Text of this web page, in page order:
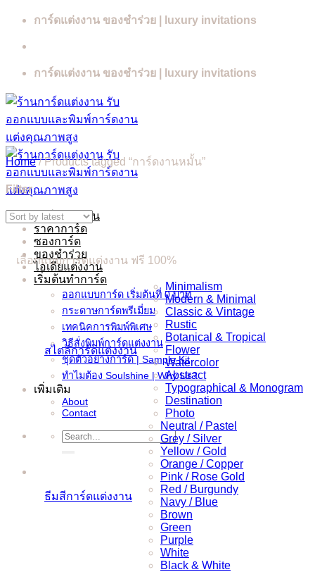
Skip
การ์ดแต่งงาน ของชำร่วย | luxury invitations
การ์ดแต่งงาน ของชำร่วย | luxury invitations
การ์ดแต่งงาน
ราคาการ์ด
ซองการ์ด
ของชำร่วย
ไอเดียแต่งงาน
เริ่มต้นทำการ์ด
ออกแบบการ์ด เริ่มต้นที่ 0 บาท
กระดาษการ์ดพรีเมี่ยม
เทคนิคการพิมพ์พิเศษ
วิธีสั่งพิมพ์การ์ดแต่งงาน
ชุดตัวอย่างการ์ด | Sample Kit
ทำไมต้อง Soulshine | Why Us?
เพิ่มเติม
About
Contact
Search
for:
Home /Products tagged “การ์ดงานหมั้น”
Filter
เลือกแบบการ์ดแต่งงาน ฟรี 100%
สไตล์การ์ดแต่งงาน
Minimalism
Modern & Minimal
Classic & Vintage
Rustic
Botanical & Tropical
Flower
Watercolor
Abstract
Typographical & Monogram
Destination
Photo
ธีมสีการ์ดแต่งงาน
Neutral / Pastel
Grey / Silver
Yellow / Gold
Orange / Copper
Pink / Rose Gold
Red / Burgundy
Navy / Blue
Brown
Green
Purple
White
Black & White